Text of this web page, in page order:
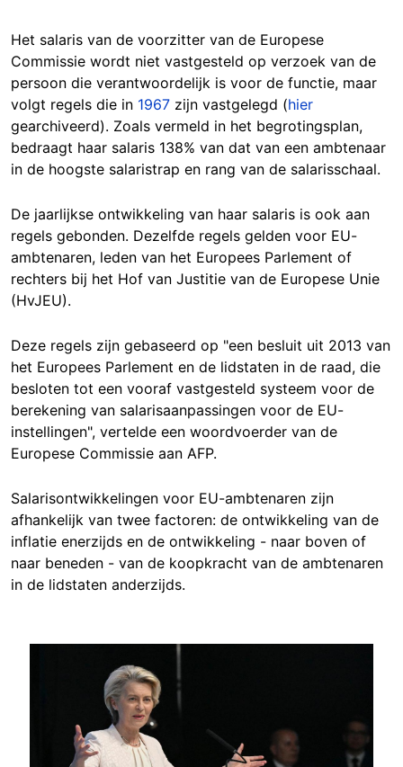
Het salaris van de voorzitter van de Europese
Commissie wordt niet vastgesteld op verzoek van de
persoon die verantwoordelijk is voor de functie, maar
volgt regels die in 1967 zijn vastgelegd (hier
gearchiveerd). Zoals vermeld in het begrotingsplan,
bedraagt haar salaris 138% van dat van een ambtenaar
in de hoogste salaristrap en rang van de salarisschaal.
De jaarlijkse ontwikkeling van haar salaris is ook aan
regels gebonden. Dezelfde regels gelden voor EU-
ambtenaren, leden van het Europees Parlement of
rechters bij het Hof van Justitie van de Europese Unie
(HvJEU).
Deze regels zijn gebaseerd op "een besluit uit 2013 van
het Europees Parlement en de lidstaten in de raad, die
besloten tot een vooraf vastgesteld systeem voor de
berekening van salarisaanpassingen voor de EU-
instellingen", vertelde een woordvoerder van de
Europese Commissie aan AFP.
Salarisontwikkelingen voor EU-ambtenaren zijn
afhankelijk van twee factoren: de ontwikkeling van de
inflatie enerzijds en de ontwikkeling - naar boven of
naar beneden - van de koopkracht van de ambtenaren
in de lidstaten anderzijds.